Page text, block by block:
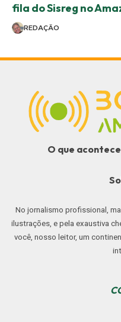
fila do Sisreg no
REDAÇÃO
O que
No jornalismo profissional,
ilustrações, e pela exaustiva
você, nosso leitor, um